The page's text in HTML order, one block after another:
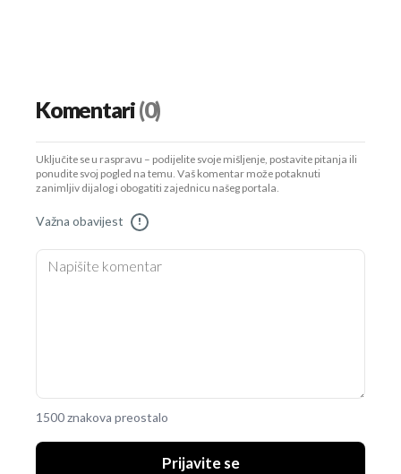
Komentari(0)
Uključite se u raspravu – podijelite svoje mišljenje, postavite pitanja ili
ponudite svoj pogled na temu. Vaš komentar može potaknuti
zanimljiv dijalog i obogatiti zajednicu našeg portala.
Važna obavijest !
1500 znakova preostalo
Prijavite se